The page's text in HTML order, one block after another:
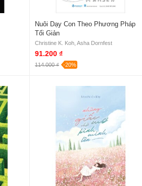
Nuôi Dạy Con Theo Phương Pháp
Tối Giản
Christine K. Koh, Asha Dornfest
91.200 ₫
114.000 ₫ -20%